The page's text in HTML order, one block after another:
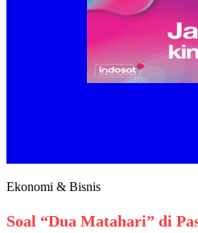
Ekonomi & Bisnis
Soal “Dua Matahari” di